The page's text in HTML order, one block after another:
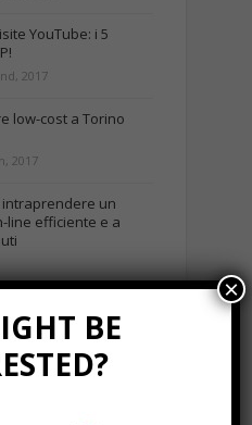
YouTube: i 5
2017
low-cost a Torino
2017
intraprendere un
line efficiente e a
BE
×